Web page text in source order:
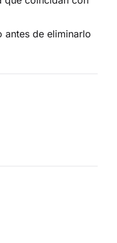
de eliminarlo